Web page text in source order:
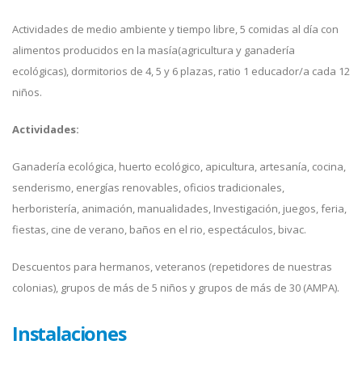
Actividades de medio ambiente y tiempo libre, 5 comidas al día con
alimentos producidos en la masía(agricultura y ganadería
ecológicas), dormitorios de 4, 5 y 6 plazas, ratio 1 educador/a cada 12
niños.
Actividades:
Ganadería ecológica, huerto ecológico, apicultura, artesanía, cocina,
senderismo, energías renovables, oficios tradicionales,
herboristería, animación, manualidades, Investigación, juegos, feria,
fiestas, cine de verano, baños en el rio, espectáculos, bivac.
Descuentos para hermanos, veteranos (repetidores de nuestras
colonias), grupos de más de 5 niños y grupos de más de 30 (AMPA).
Instalaciones